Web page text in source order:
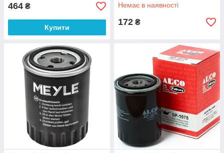
464 ₴
Купити
Немає в наявності
172 ₴